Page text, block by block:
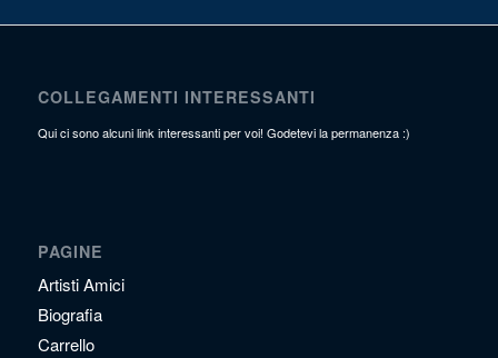
COLLEGAMENTI INTERESSANTI
Qui ci sono alcuni link interessanti per voi! Godetevi la permanenza :)
PAGINE
Artisti Amici
Biografia
Carrello